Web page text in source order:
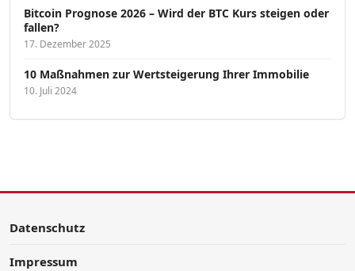
Bitcoin Prognose 2026 – Wird der BTC Kurs steigen oder
fallen?
17. Dezember 2025
10 Maßnahmen zur Wertsteigerung Ihrer Immobilie
10. Juli 2024
Datenschutz
Impressum